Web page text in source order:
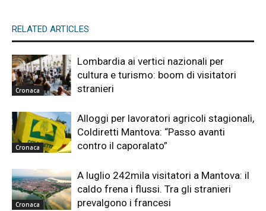
RELATED ARTICLES
Cronaca
Lombardia ai vertici nazionali per
cultura e turismo: boom di visitatori
stranieri
Cronaca
Alloggi per lavoratori agricoli stagionali,
Coldiretti Mantova: “Passo avanti
contro il caporalato”
Cronaca
A luglio 242mila visitatori a Mantova: il
caldo frena i flussi. Tra gli stranieri
prevalgono i francesi